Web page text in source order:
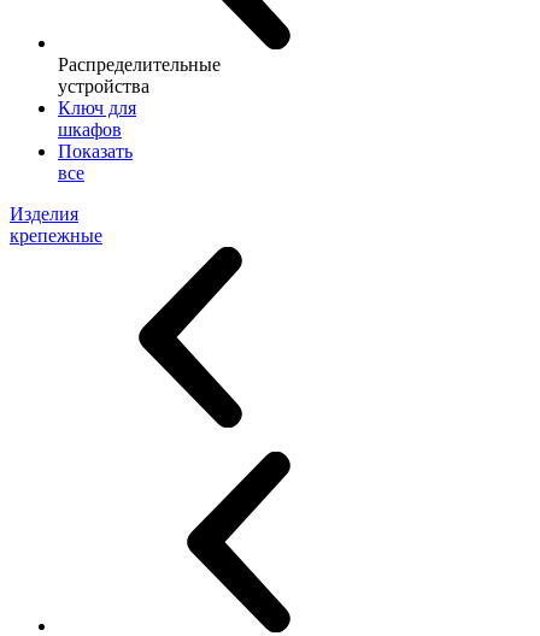
Распределительные
устройства
Ключ для
шкафов
Показать
все
Изделия
крепежные